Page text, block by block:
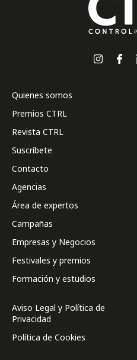
Quienes somos
Premios CTRL
Revista CTRL
Suscríbete
Contacto
Agencias
Área de expertos
Campañas
Empresas y Negocios
Festivales y premios
Formación y estudios
Aviso Legal y Política de
Privacidad
Política de Cookies